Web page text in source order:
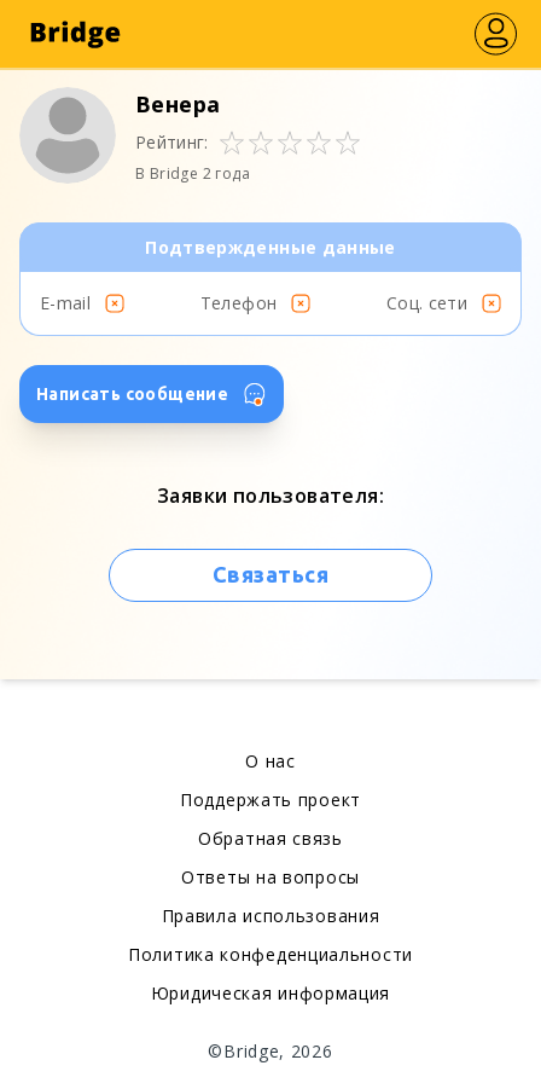
Венера
Рейтинг:
В Bridge 2 года
Подтвержденные данные
E-mail Телефон Соц. сети
Написать сообщение
Заявки пользователя:
Связаться
О нас
Поддержать проект
Обратная связь
Ответы на вопросы
Правила использования
Политика конфеденциальности
Юридическая информация
©Bridge, 2026